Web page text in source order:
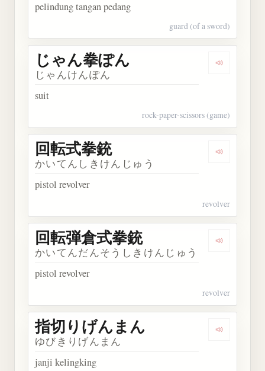
pelindung tangan pedang
guard (of a sword)
Dengarkan
じゃん拳ぽん
じゃんけんぽん
suit
rock-paper-scissors (game)
Dengarkan
回転式拳銃
かいてんしきけんじゅう
pistol revolver
revolver
Dengarkan
回転弾倉式拳銃
かいてんだんそうしきけんじゅう
pistol revolver
revolver
Dengarkan
指切りげんまん
ゆびきりげんまん
janji kelingking